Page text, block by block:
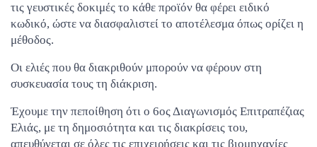
τις γευστικές δοκιμές το κάθε προϊόν θα φέρει ειδικό
κωδικό, ώστε να διασφαλιστεί το αποτέλεσμα όπως ορίζει η
μέθοδος.
Οι ελιές που θα διακριθούν μπορούν να φέρουν στη
συσκευασία τους τη διάκριση.
Έχουμε την πεποίθηση ότι ο 6ος Διαγωνισμός Επιτραπέζιας
Ελιάς, με τη δημοσιότητα και τις διακρίσεις του,
απευθύνεται σε όλες τις επιχειρήσεις και τις βιομηχανίες